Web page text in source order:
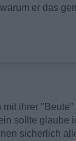
er das
mit ihrer "Beute"
sollte glaube
sicherlich